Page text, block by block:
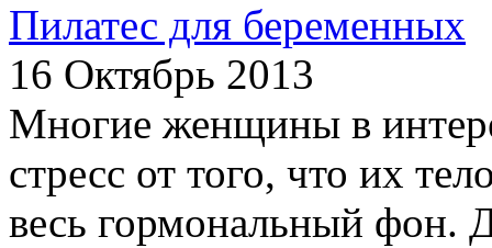
Пилатес для беременных
16 Октябрь 2013
Многие женщины в
стресс от того, что их
весь гормональный фон.